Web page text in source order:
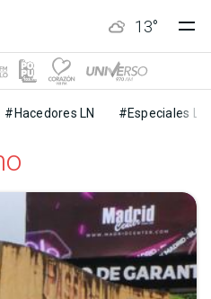
13°
#Hacedores LN #Especiales LN